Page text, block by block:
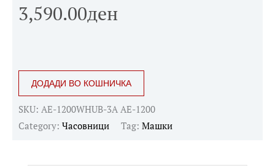
3,590.00ден
TIMELESS
quantity
ДОДАДИ ВО КОШНИЧКА
SKU: AE-1200WHUB-3A AE-1200
Category: Часовници Tag: Машки